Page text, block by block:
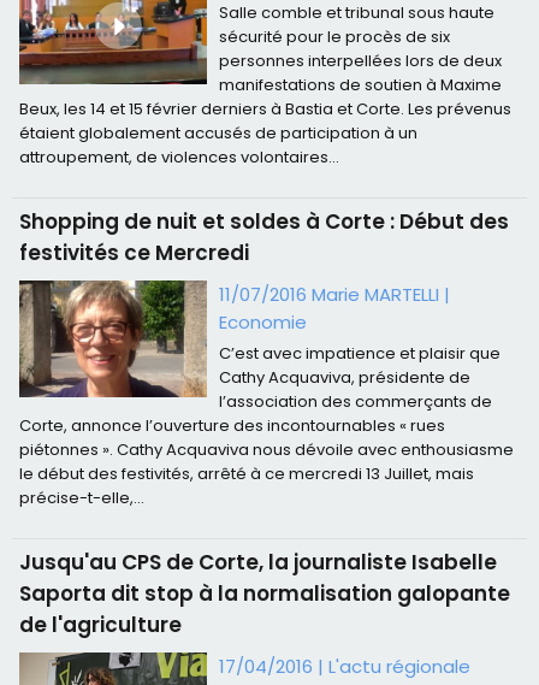
Salle comble et tribunal sous haute
sécurité pour le procès de six
personnes interpellées lors de deux
manifestations de soutien à Maxime
Beux, les 14 et 15 février derniers à Bastia et Corte. Les prévenus
étaient globalement accusés de participation à un
attroupement, de violences volontaires...
Shopping de nuit et soldes à Corte : Début des
festivités ce Mercredi
11/07/2016 Marie MARTELLI |
Economie
C’est avec impatience et plaisir que
Cathy Acquaviva, présidente de
l’association des commerçants de
Corte, annonce l’ouverture des incontournables « rues
piétonnes ». Cathy Acquaviva nous dévoile avec enthousiasme
le début des festivités, arrêté à ce mercredi 13 Juillet, mais
précise-t-elle,...
Jusqu'au CPS de Corte, la journaliste Isabelle
Saporta dit stop à la normalisation galopante
de l'agriculture
17/04/2016 |L'actu régionale